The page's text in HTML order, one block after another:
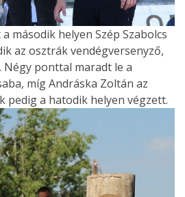
második helyen Szép Szabolcs
az osztrák vendégversenyző,
ponttal maradt le a
míg Andráska Zoltán az
pedig a hatodik helyen végzett.